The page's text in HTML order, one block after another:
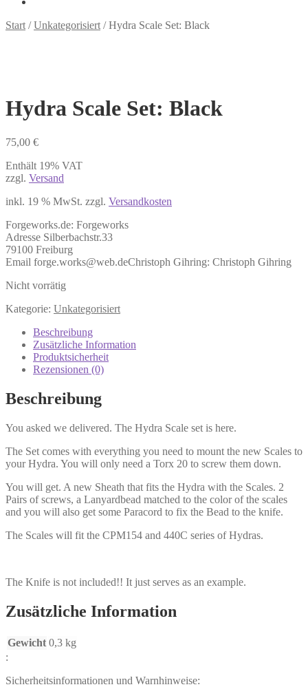
Start /Unkategorisiert /Hydra Scale Set: Black
Hydra Scale Set: Black
75,00 €
Enthält 19% VAT
zzgl. Versand
inkl. 19 % MwSt. zzgl. Versandkosten
Forgeworks.de: Forgeworks
Adresse Silberbachstr.33
79100 Freiburg
Email forge.works@web.deChristoph Gihring: Christoph Gihring
Nicht vorrätig
Kategorie: Unkategorisiert
Beschreibung
Zusätzliche Information
Produktsicherheit
Rezensionen (0)
Beschreibung
You asked we delivered. The Hydra Scale set is here.
The Set comes with everything you need to mount the new Scales to
your Hydra. You will only need a Torx 20 to screw them down.
You will get. A new Sheath that fits the Hydra with the Scales. 2
Pairs of screws, a Lanyardbead matched to the color of the scales
and you will also get some Paracord to fix the Bead to the knife.
The Scales will fit the CPM154 and 440C series of Hydras.
The Knife is not included!! It just serves as an example.
Zusätzliche Information
Gewicht 0,3 kg
:
Sicherheitsinformationen und Warnhinweise: